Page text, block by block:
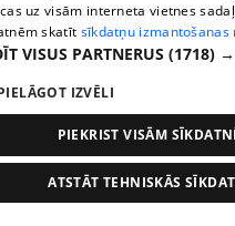
Draudzene aicina
uz visām interneta vietnes
skatīt sīkdatņu izmantošanas
VISUS PARTNERUS (1718) →
IZVĒLI
PIEKRIST VISĀM
ATSTĀT TEHNISKĀS